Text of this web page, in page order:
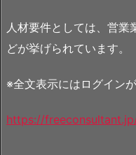
人材要件としては、営業
どが挙げられています。
※全文表示にはログインが
https://